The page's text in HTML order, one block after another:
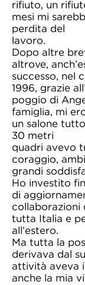
rifiuto, un
mesi mi
perdita del
lavoro.
Dopo altre
altrove,
successo, nel
1996, grazie
poggio di
famiglia, mi
un salone
30 metri
quadri avevo
coraggio,
grandi
Ho investito
di
collaborazioni
tutta Italia e
all’estero.
Ma tutta la
derivava dal
attività aveva
anche la mia